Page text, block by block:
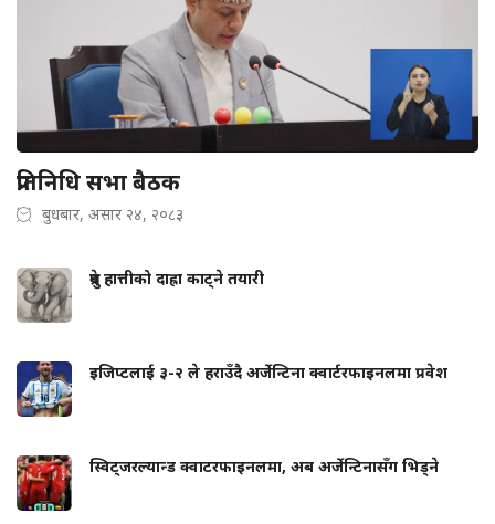
प्रतिनिधि सभा बैठक
बुधबार, असार २४, २०८३
ध्रुवे हात्तीको दाह्रा काट्ने तयारी
इजिप्टलाई ३-२ ले हराउँदै अर्जेन्टिना क्वार्टरफाइनलमा प्रवेश
स्विट्जरल्यान्ड क्वाटरफाइनलमा, अब अर्जेन्टिनासँग भिड्ने